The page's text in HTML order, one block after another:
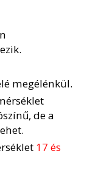
megélénkül.
de a
17 és